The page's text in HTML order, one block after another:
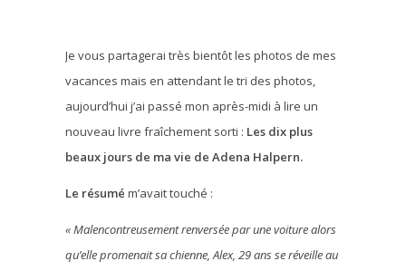
Je vous partagerai très bientôt les photos de mes
vacances mais en attendant le tri des photos,
aujourd’hui j’ai passé mon après-midi à lire un
nouveau livre fraîchement sorti : Les dix plus
beaux jours de ma vie de Adena Halpern.
Le résumé m’avait touché :
« Malencontreusement renversée par une voiture alors
qu’elle promenait sa chienne, Alex, 29 ans se réveille au